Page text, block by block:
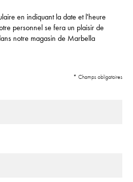
en indiquant la date et l'heure
personnel se fera un plaisir de
notre magasin de Marbella
* Champs obligatoires